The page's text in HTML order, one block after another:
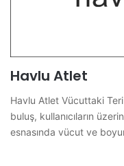
Havlu Atlet
Havlu Atlet Vücuttaki
buluş, kullanıcıların
esnasında vücut ve